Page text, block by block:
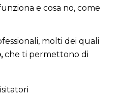
e cosa no, come
molti dei quali
che ti permettono di